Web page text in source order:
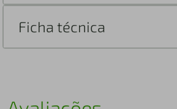
Ficha técnica